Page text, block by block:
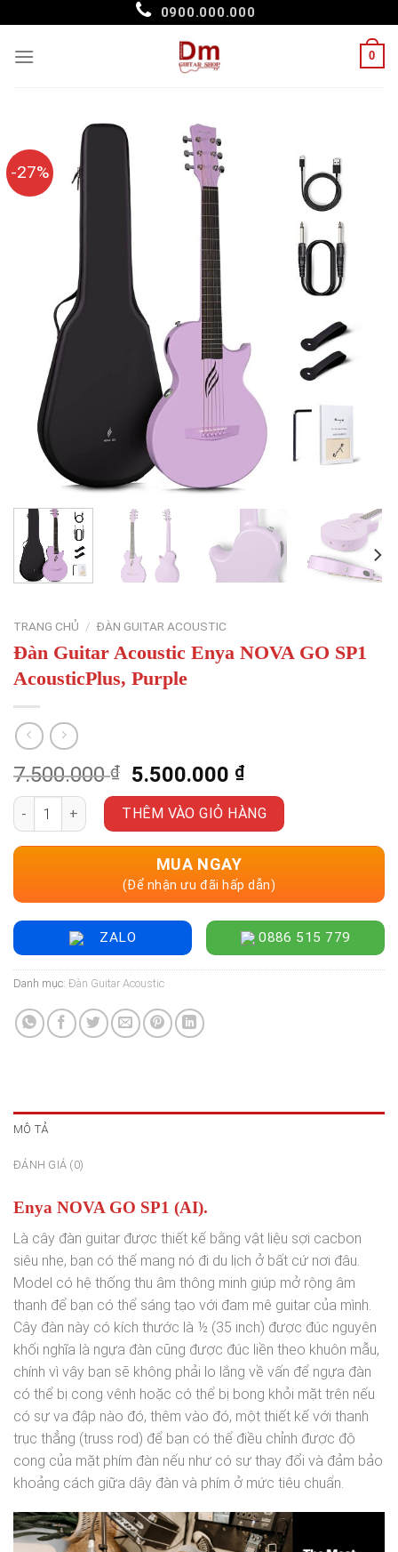
content
0900.000.000
0
-27%
TRANG CHỦ / ĐÀN GUITAR ACOUSTIC
Đàn Guitar Acoustic Enya NOVA GO SP1
AcousticPlus, Purple
7.500.000₫
Giá
gốc
là:
7.500.000 ₫.
5.500.000 ₫Giá
hiện
tại
là:
Đàn Guitar Acoustic Enya NOVA GO SP1 AcousticPlus,
THÊM VÀO GIỎ HÀNG
MUA NGAY
(Để nhận ưu đãi hấp dẫn)
ZALO 0886 515 779
Danh mục: Đàn Guitar Acoustic
MÔ TẢ
ĐÁNH GIÁ (0)
Enya NOVA GO SP1 (AI).
Là cây đàn guitar được thiết kế bằng vật liệu sợi cacbon
siêu nhẹ, bạn có thế mang nó đi du lịch ở bất cứ nơi đâu.
Model có hệ thống thu âm thông minh giúp mở rộng âm
thanh để bạn có thể sáng tạo với đam mê guitar của mình.
Cây đàn này có kích thước là ½ (35 inch) được đúc nguyên
khối nghĩa là ngựa đàn cũng được đúc liền theo khuôn mẫu,
chính vì vậy bạn sẽ không phải lo lắng về vấn để ngựa đàn
có thể bị cong vênh hoặc có thể bị bong khỏi mặt trên nếu
có sự va đập nào đó, thêm vào đó, một thiết kế với thanh
trục thẳng (truss rod) để bạn có thể điều chỉnh được độ
cong của mặt phím đàn nếu như có sự thay đổi và đảm bảo
khoảng cách giữa dây đàn và phím ở mức tiêu chuẩn.